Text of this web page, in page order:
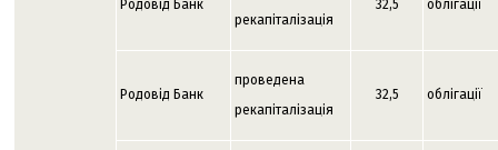
Родовід Банк
рекапіталізація
32,5 облігації
Родовід Банк
проведена
рекапіталізація
32,5 облігації